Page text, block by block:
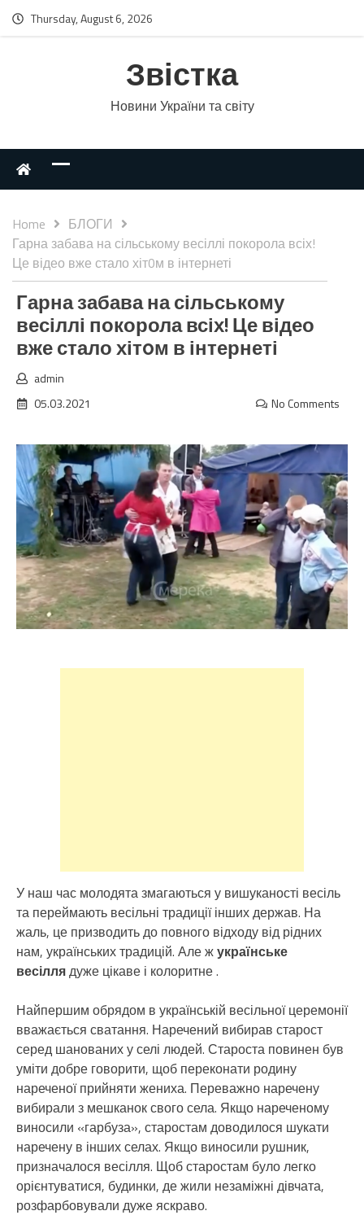
Thursday, August 6, 2026
Звістка
Новини України та світу
Home
БЛОГИ
Гарна забава на сільському весіллі покорола всіх!
Це відео вже стало хіт0м в інтернеті
Гарна забава на сільському
весіллі покорола всіх! Це відео
вже стало хіт0м в інтернеті
admin
05.03.2021
No Comments
У наш час молодята змагаються у вишуканості весіль
та переймають весільні традиції інших держав. На
жаль, це призводить до повного відходу від рідних
нам, українських традицій. Але жукраїнське
весіллядуже цікаве і колоритне .
Найпершим обрядом в українській весільної церемонії
вважається сватання. Наречений вибирав старост
серед шанованих у селі людей. Староста повинен був
уміти добре говорити, щоб переконати родину
нареченої прийняти жениха. Переважно наречену
вибирали з мешканок свого села. Якщо нареченому
виносили «гарбуза», старостам доводилося шукати
наречену в інших селах. Якщо виносили рушник,
призначалося весілля. Щоб старостам було легко
орієнтуватися, будинки, де жили незаміжні дівчата,
розфарбовували дуже яскраво.